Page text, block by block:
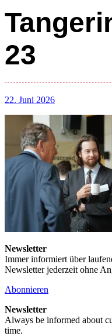
23
22. Juni 2026
Newsletter
Immer informiert über
Newsletter jederzeit ohne
Abonnieren
Newsletter
Always be informed about
time.